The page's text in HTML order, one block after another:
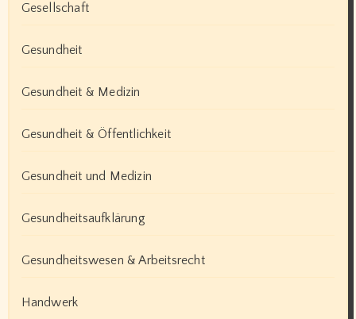
Gesellschaft
Gesundheit
Gesundheit & Medizin
Gesundheit & Öffentlichkeit
Gesundheit und Medizin
Gesundheitsaufklärung
Gesundheitswesen & Arbeitsrecht
Handwerk